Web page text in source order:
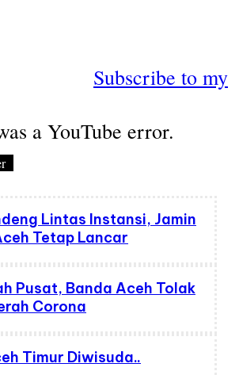
Subscribe to my
a YouTube error.
Lintas Instansi, Jamin
Tetap Lancar
Pusat, Banda Aceh Tolak
Corona
Timur Diwisuda..